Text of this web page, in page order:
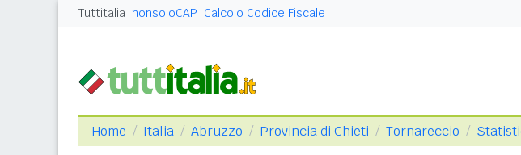
Tuttitalia nonsoloCAP Calcolo Codice Fiscale
Home Italia Abruzzo Provincia di Chieti Tornareccio